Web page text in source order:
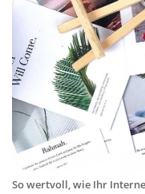
So wertvoll, wie Ihr